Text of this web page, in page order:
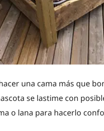
una cama más que
se lastime con
o lana para hacerlo